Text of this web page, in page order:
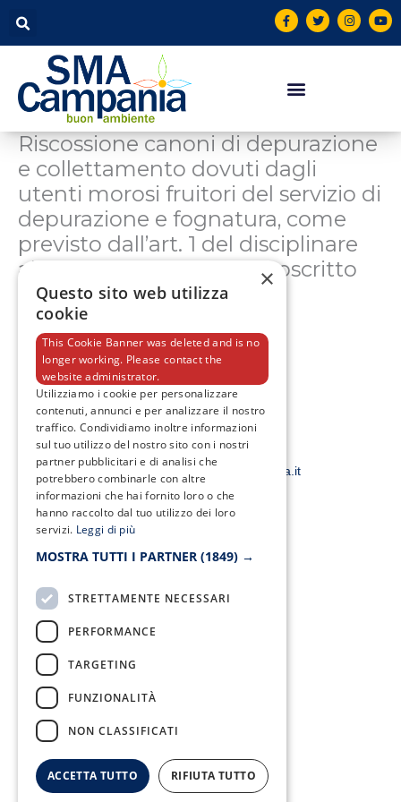
contenuto
F
a
c
e
o
k
T
w
i
t
I
n
s
t
Y
o
u
t
Riscossione canoni di depurazione
e collettamento dovuti dagli
utenti morosi fruitori del servizio di
depurazione e fognatura, come
previsto dall’art. 1 del disciplinare
allegato al contratto sottoscritto
con Ragione Campania
Telefono:
0823/322550
Fax:
Email:
smacampaniaspa@pec.it –
info@smacampania.it
b
T
w
i
t
e
r
I
n
s
a
g
r
a
m
Y
o
u
u
b
e
×
Questo sito web utilizza
cookie
This Cookie Banner was deleted and is no
longer working. Please contact the
website administrator.
Utilizziamo i cookie per personalizzare
contenuti, annunci e per analizzare il nostro
traffico. Condividiamo inoltre informazioni
sul tuo utilizzo del nostro sito con i nostri
partner pubblicitari e di analisi che
potrebbero combinarle con altre
informazioni che hai fornito loro o che
hanno raccolto dal tuo utilizzo dei loro
servizi. Leggi di più
MOSTRA TUTTI I PARTNER (1849) →
STRETTAMENTE NECESSARI
PERFORMANCE
TARGETING
FUNZIONALITÀ
NON CLASSIFICATI
ACCETTA TUTTO RIFIUTA TUTTO